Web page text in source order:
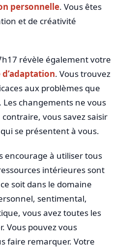
personnelle. Vous êtes
et de créativité
révèle également votre
. Vous trouvez
aux problèmes que
changements ne vous
vous savez saisir
se présentent à vous.
encourage à utiliser tous
intérieures sont
soit dans le domaine
sentimental,
vous avez toutes les
Vous pouvez vous
faire remarquer. Votre